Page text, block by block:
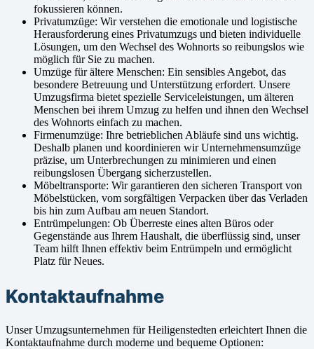
fokussieren können.
Privatumzüge: Wir verstehen die emotionale und logistische
Herausforderung eines Privatumzugs und bieten individuelle
Lösungen, um den Wechsel des Wohnorts so reibungslos wie
möglich für Sie zu machen.
Umzüge für ältere Menschen: Ein sensibles Angebot, das
besondere Betreuung und Unterstützung erfordert. Unsere
Umzugsfirma bietet spezielle Serviceleistungen, um älteren
Menschen bei ihrem Umzug zu helfen und ihnen den Wechsel
des Wohnorts einfach zu machen.
Firmenumzüge: Ihre betrieblichen Abläufe sind uns wichtig.
Deshalb planen und koordinieren wir Unternehmensumzüge
präzise, um Unterbrechungen zu minimieren und einen
reibungslosen Übergang sicherzustellen.
Möbeltransporte: Wir garantieren den sicheren Transport von
Möbelstücken, vom sorgfältigen Verpacken über das Verladen
bis hin zum Aufbau am neuen Standort.
Entrümpelungen: Ob Überreste eines alten Büros oder
Gegenstände aus Ihrem Haushalt, die überflüssig sind, unser
Team hilft Ihnen effektiv beim Entrümpeln und ermöglicht
Platz für Neues.
Kontaktaufnahme
Unser Umzugsunternehmen für Heiligenstedten erleichtert Ihnen die
Kontaktaufnahme durch moderne und bequeme Optionen: